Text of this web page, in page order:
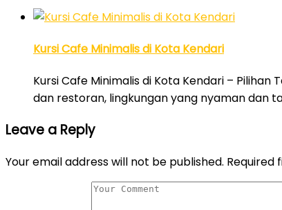
Kursi Cafe Minimalis di Kota Kendari
Kursi Cafe Minimalis di Kota Kendari –
dan restoran, lingkungan yang nyaman dan
Leave a Reply
Your email address will not be published. Required